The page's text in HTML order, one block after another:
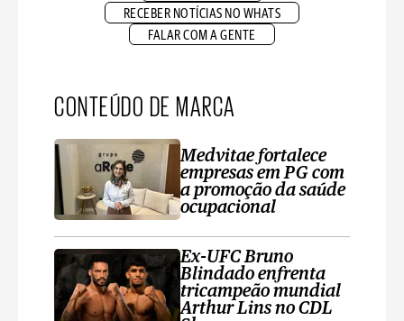
RECEBER NOTÍCIAS NO WHATS
FALAR COM A GENTE
CONTEÚDO DE MARCA
Medvitae fortalece
empresas em PG com
a promoção da saúde
ocupacional
Ex-UFC Bruno
Blindado enfrenta
tricampeão mundial
Arthur Lins no CDL